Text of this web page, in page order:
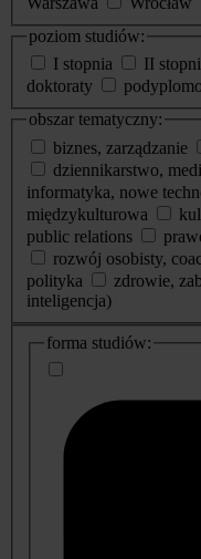
poziom studiów:
I stopnia
II
doktoraty
obszar tematyczny:
biznes, zarządzanie
dziennikarstwo,
informatyka, nowe
międzykulturowa
public relations
rozwój osobisty,
polityka
zdrowie,
inteligencja)
dodatkowe
informacje
forma studiów: